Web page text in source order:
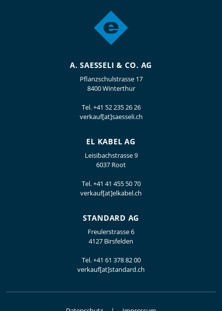
A. SAESSELI & CO. AG
Pflanzschulstrasse 17
8400 Winterthur
Tel.+41 52 235 26 26
verkauf[at]saesseli.ch
EL KABEL AG
Leisibachstrasse 9
6037 Root
Tel.+41 41 455 50 70
verkauf[at]elkabel.ch
STANDARD AG
Freulerstrasse 6
4127 Birsfelden
Tel.+41 61 378 82 00
verkauf[at]standard.ch